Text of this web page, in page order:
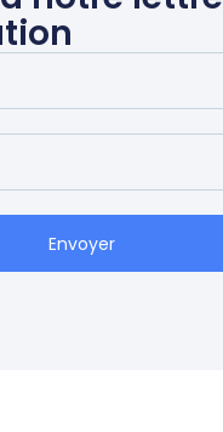
Envoyer